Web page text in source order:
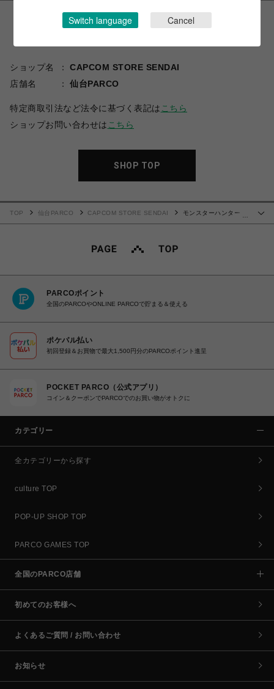
ショップ名
CAPCOM STORE SENDAI
店舗名
仙台PARCO
特定商取引法など法令に基づく表記は こちら
ショップお問い合わせは こちら
SHOP TOP
TOP 仙台PARCO CAPCOM STORE SENDAI
モンスターハンター ×
PARCOポイント
全国のPARCOやONLINE PARCOで貯まる＆使える
ポケパル払い
初回登録＆お買物で最大1,500円分のPARCOポイント進呈
POCKET PARCO（公式アプリ）
コイン＆クーポンでPARCOでのお買い物がオトクに
カテゴリー
全カテゴリーから探す
culture TOP
POP-UP SHOP TOP
PARCO GAMES TOP
全国のPARCO店舗
初めてのお客様へ
よくあるご質問 / お問い合わせ
お知らせ
Switch language Cancel